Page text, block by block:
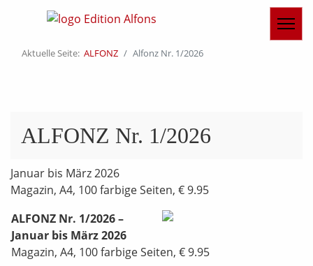
Aktuelle Seite: ALFONZ Alfonz Nr. 1/2026
ALFONZ Nr. 1/2026
Januar bis März 2026
Magazin, A4, 100 farbige Seiten, € 9.95
ALFONZ Nr. 1/2026 –
Januar bis März 2026
Magazin, A4, 100 farbige Seiten, € 9.95